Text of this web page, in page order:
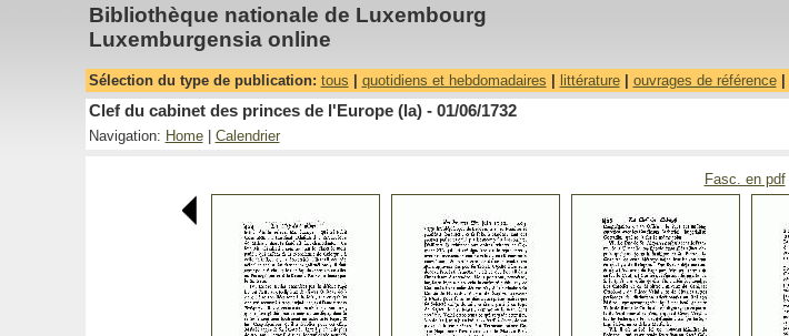
Bibliothèque nationale de Luxembourg
Luxemburgensia online
Sélection du type de publication: tous quotidiens et hebdomadaires littérature| ouvrages de référence|
Clef du cabinet des princes de l'Europe (la) - 01/06/1732
Navigation: Home| Calendrier
Fasc. en pdf